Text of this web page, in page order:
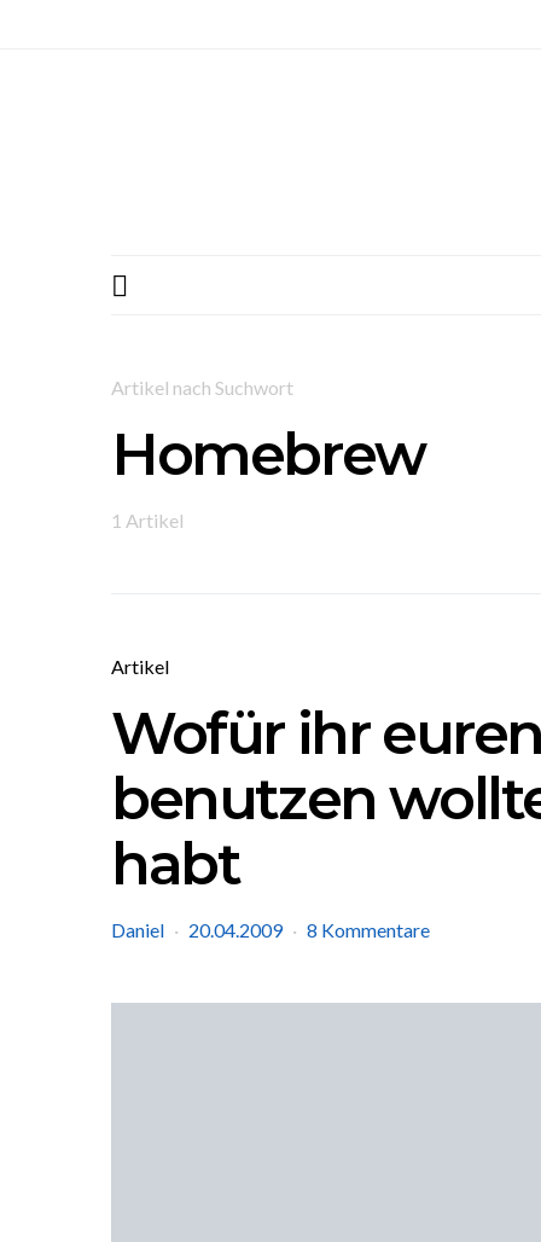
Artikel nach Suchwort
Homebrew
1 Artikel
Artikel
Wofür ihr
benutzen
habt
Daniel 20.04.2009 8 Kommentare